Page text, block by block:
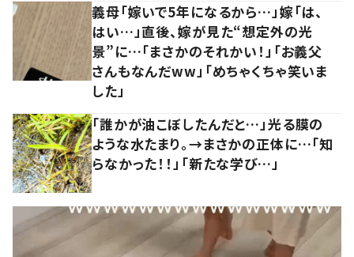
義母「嫁いで5年になるから…」嫁「は、
はい…」直後、嫁が見た“想定外の光
景”に…「まさかのそれかい！」「お義父
さんもなんだww」「めちゃくちゃ笑いま
した」
「誰かが油こぼしたんだと…」光る膜の
ような水たまり。→まさかの正体に…「知
らなかった！！」「新たな学び…」